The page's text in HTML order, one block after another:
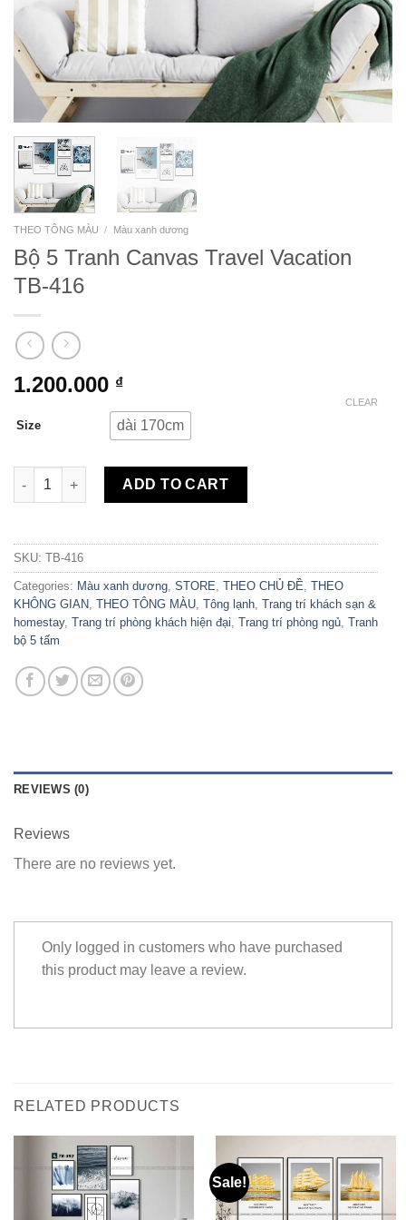
THEO TÔNG MÀU / Màu xanh dương
Bộ 5 Tranh Canvas Travel Vacation
TB-416
1.200.000 ₫
Size dài 170cm
CLEAR
Bộ 5 Tranh Canvas Travel Vacation TB-416 quantity
ADD TO CART
SKU: TB-416
Categories: Màu xanh dương, STORE, THEO CHỦ ĐỀ, THEO
KHÔNG GIAN, THEO TÔNG MÀU, Tông lạnh, Trang trí khách sạn &
homestay, Trang trí phòng khách hiện đại, Trang trí phòng ngủ, Tranh
bộ 5 tấm
REVIEWS (0)
Reviews
There are no reviews yet.
Only logged in customers who have purchased
this product may leave a review.
RELATED PRODUCTS
Sale!